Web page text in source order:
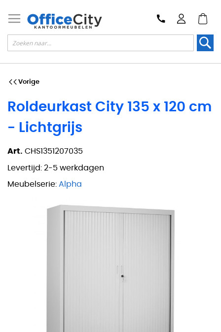
Roldeurkast City 135 x 120 cm
- Lichtgrijs
Art. CHS1351207035
Levertijd: 2-5 werkdagen
Meubelserie: Alpha
Vorige